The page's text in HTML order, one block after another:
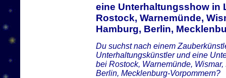
eine Unterhaltungsshow in
Rostock, Warnemünde,
Hamburg, Berlin,
Du suchst nach einem
Unterhaltungskünstler und eine
bei Rostock, Warnemünde,
Berlin, Mecklenburg-Vorpommern?